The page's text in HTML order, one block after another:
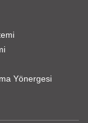
Yönergesi